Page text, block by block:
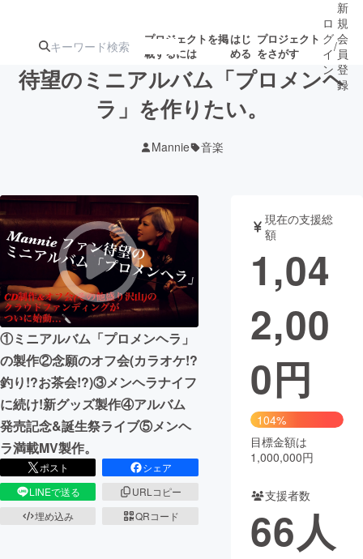
プロジェクトを掲
載するには
はじ
める
プロジェクト
をさがす
ジェクト
募集終了が近いプ
ロジェクト
アート・写真 音楽
テクノロジー・ガジェット ゲーム・サ
映像・映画
ビジネス・起業
まちづくり・地域活性化
CAMPFIRE for Social Good
CAMPFIRE Creation
CAMPFIREふるさと納税
コミュニティ
ロ
グ
イ
ン
/
新
規
会
員
登
録
待望のミニアルバム「プロメンヘ
ラ」を作りたい。
Mannie 音楽
①ミニアルバム「プロメンヘラ」
の製作②念願のオフ会(カラオケ!?
釣り!?お茶会!?)③メンヘラナイフ
に続け!新グッズ製作④アルバム
発売記念&誕生祭ライブ⑤メンヘ
ラ満載MV製作。
ポスト
シェア
LINEで送る
URLコピー
埋め込み
QRコード
現在の支援総
額
1,04
2,00
0円
104%
目標金額は
1,000,000円
支援者数
66人